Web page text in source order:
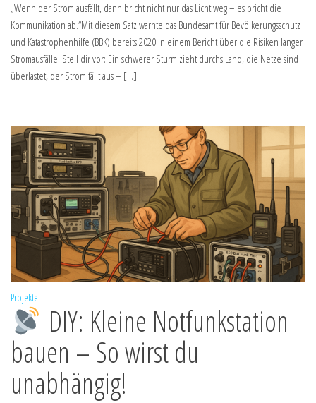
„Wenn der Strom ausfällt, dann bricht nicht nur das Licht weg – es bricht die
Kommunikation ab.“Mit diesem Satz warnte das Bundesamt für Bevölkerungsschutz
und Katastrophenhilfe (BBK) bereits 2020 in einem Bericht über die Risiken langer
Stromausfälle. Stell dir vor: Ein schwerer Sturm zieht durchs Land, die Netze sind
überlastet, der Strom fällt aus – […]
Projekte
DIY: Kleine Notfunkstation
bauen – So wirst du
unabhängig!